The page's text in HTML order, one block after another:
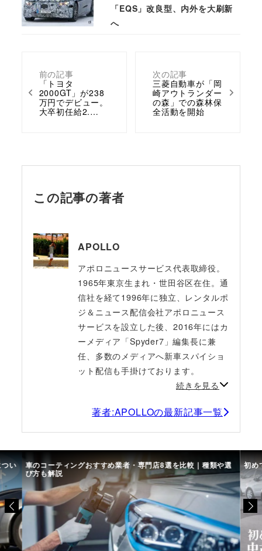
前の記事
「トヨタ
2000GT」が238
万円でデビュー。
大卒初任給2.…
次の記事
三菱自動車が「岡
崎アウトランダー
の森」での森林保
全活動を開始
「EQS」改良型、内外を大刷新
へ
この記事の著者
APOLLO
アポロニュースサービス代表取締役。
1965年東京生まれ・世田谷区在住。通
信社を経て1996年に独立、レンタルポ
ジ＆ニュース配信会社アポロニュース
サービスを設立した後、2016年にはカ
ーメディア「Spyder7」編集長に兼
任、多数のメディアへ新車スパイショ
ット配信も手掛けております。
続きを見る
著者:APOLLOの最新記事一覧
い 車のコーティングおすすめ業者・専門店8選を比較｜種類や選
び方も解説
初め